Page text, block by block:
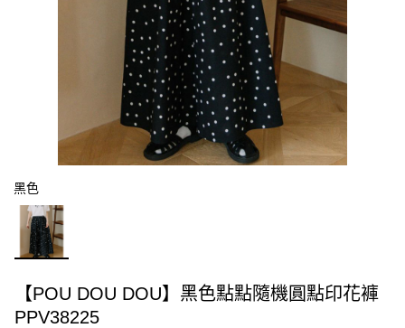
黑色
【POU DOU DOU】黑色點點隨機圓點印花褲
PPV38225